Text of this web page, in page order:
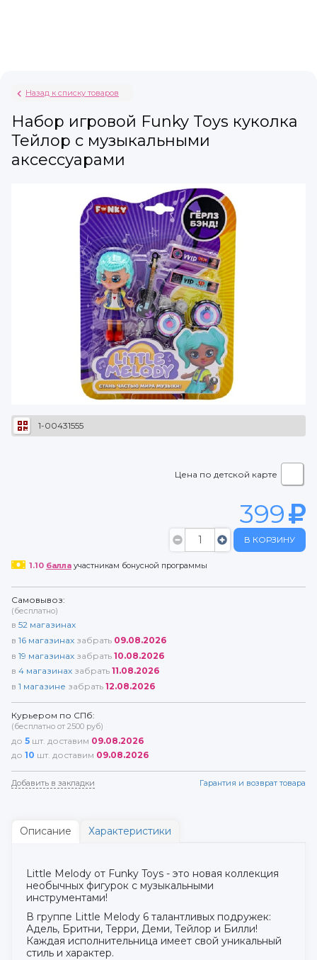
Назад к списку товаров
Набор игровой Funky Toys куколка
Тейлор с музыкальными
аксессуарами
1-00431555
Цена по детской карте
399
В КОРЗИНУ
1.10 баллаучастникам бонусной программы
Самовывоз:
(бесплатно)
в 52 магазинах
в 16 магазинах забрать 09.08.2026
в 19 магазинах забрать 10.08.2026
в 4 магазинах забрать 11.08.2026
в 1 магазине забрать 12.08.2026
Курьером по СПб:
(бесплатно от 2500 руб)
до 5 шт. доставим 09.08.2026
до 10 шт. доставим 09.08.2026
Добавить в закладки Гарантия и возврат товара
Описание Характеристики
Little Melody от Funky Toys - это новая коллекция
необычных фигурок с музыкальными
инструментами!
В группе Little Melody 6 талантливых подружек:
Адель, Бритни, Терри, Деми, Тейлор и Билли!
Каждая исполнительница имеет свой уникальный
стиль и характер.